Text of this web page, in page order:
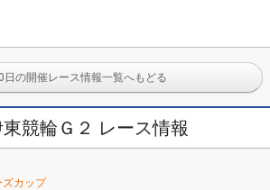
日の開催レース情報一覧へもどる
競輪Ｇ２ レース情報
カップ